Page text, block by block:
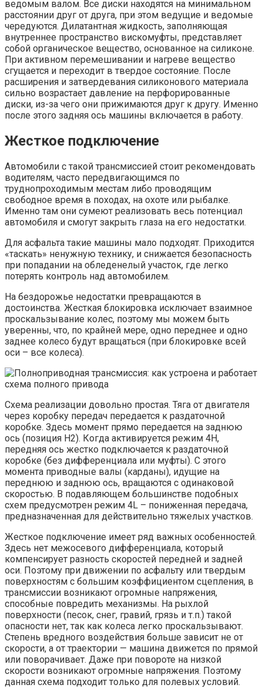
ведомым валом. Все диски находятся на минимальном
расстоянии друг от друга, при этом ведущие и ведомые
чередуются. Дилатантная жидкость, заполняющая
внутреннее пространство вискомуфты, представляет
собой органическое вещество, основанное на силиконе.
При активном перемешивании и нагреве вещество
сгущается и переходит в твердое состояние. После
расширения и затвердевания силиконового материала
сильно возрастает давление на перфорированные
диски, из-за чего они прижимаются друг к другу. Именно
после этого задняя ось машины включается в работу.
Жесткое подключение
Автомобили с такой трансмиссией стоит рекомендовать
водителям, часто передвигающимся по
труднопроходимым местам либо проводящим
свободное время в походах, на охоте или рыбалке.
Именно там они сумеют реализовать весь потенциал
автомобиля и смогут закрыть глаза на его недостатки.
Для асфальта такие машины мало подходят. Приходится
«таскать» ненужную технику, и снижается безопасность
при попадании на обледенелый участок, где легко
потерять контроль над автомобилем.
На бездорожье недостатки превращаются в
достоинства. Жесткая блокировка исключает взаимное
проскальзывание колес, поэтому мы можем быть
уверенны, что, по крайней мере, одно переднее и одно
заднее колесо будут вращаться (при блокировке всей
оси – все колеса).
Схема реализации довольно простая. Тяга от двигателя
через коробку передач передается к раздаточной
коробке. Здесь момент прямо передается на заднюю
ось (позиция Н2). Когда активируется режим 4Н,
передняя ось жестко подключается к раздаточной
коробке (без дифференциала или муфты). С этого
момента приводные валы (карданы), идущие на
переднюю и заднюю ось, вращаются с одинаковой
скоростью. В подавляющем большинстве подобных
схем предусмотрен режим 4L – пониженная передача,
предназначенная для действительно тяжелых участков.
Жесткое подключение имеет ряд важных особенностей.
Здесь нет межосевого дифференциала, который
компенсирует разность скоростей передней и задней
оси. Поэтому при движении по асфальту или твердым
поверхностям с большим коэффициентом сцепления, в
трансмиссии возникают огромные напряжения,
способные повредить механизмы. На рыхлой
поверхности (песок, снег, гравий, грязь и т.п.) такой
опасности нет, так как колеса легко проскальзывают.
Степень вредного воздействия больше зависит не от
скорости, а от траектории — машина движется по прямой
или поворачивает. Даже при повороте на низкой
скорости возникают огромные напряжения. Поэтому
данная схема подходит только для полевых условий.